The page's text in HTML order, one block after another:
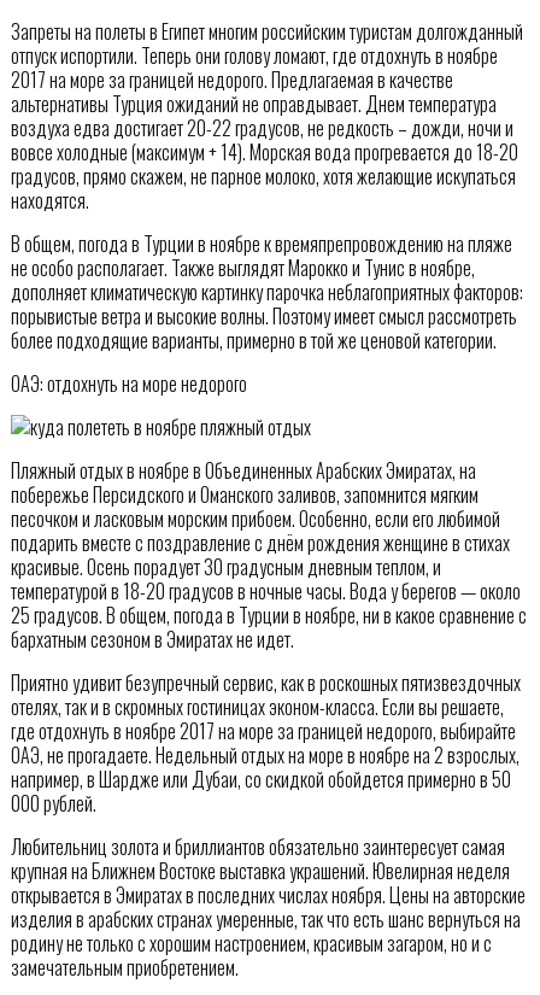
Запреты на полеты в Египет многим российским туристам долгожданный
отпуск испортили. Теперь они голову ломают, где отдохнуть в ноябре
2017 на море за границей недорого. Предлагаемая в качестве
альтернативы Турция ожиданий не оправдывает. Днем температура
воздуха едва достигает 20-22 градусов, не редкость – дожди, ночи и
вовсе холодные (максимум + 14). Морская вода прогревается до 18-20
градусов, прямо скажем, не парное молоко, хотя желающие искупаться
находятся.
В общем, погода в Турции в ноябре к времяпрепровождению на пляже
не особо располагает. Также выглядят Марокко и Тунис в ноябре,
дополняет климатическую картинку парочка неблагоприятных факторов:
порывистые ветра и высокие волны. Поэтому имеет смысл рассмотреть
более подходящие варианты, примерно в той же ценовой категории.
ОАЭ: отдохнуть на море недорого
Пляжный отдых в ноябре в Объединенных Арабских Эмиратах, на
побережье Персидского и Оманского заливов, запомнится мягким
песочком и ласковым морским прибоем. Особенно, если его любимой
подарить вместе с поздравление с днём рождения женщине в стихах
красивые. Осень порадует 30 градусным дневным теплом, и
температурой в 18-20 градусов в ночные часы. Вода у берегов — около
25 градусов. В общем, погода в Турции в ноябре, ни в какое сравнение с
бархатным сезоном в Эмиратах не идет.
Приятно удивит безупречный сервис, как в роскошных пятизвездочных
отелях, так и в скромных гостиницах эконом-класса. Если вы решаете,
где отдохнуть в ноябре 2017 на море за границей недорого, выбирайте
ОАЭ, не прогадаете. Недельный отдых на море в ноябре на 2 взрослых,
например, в Шардже или Дубаи, со скидкой обойдется примерно в 50
000 рублей.
Любительниц золота и бриллиантов обязательно заинтересует самая
крупная на Ближнем Востоке выставка украшений. Ювелирная неделя
открывается в Эмиратах в последних числах ноября. Цены на авторские
изделия в арабских странах умеренные, так что есть шанс вернуться на
родину не только с хорошим настроением, красивым загаром, но и с
замечательным приобретением.